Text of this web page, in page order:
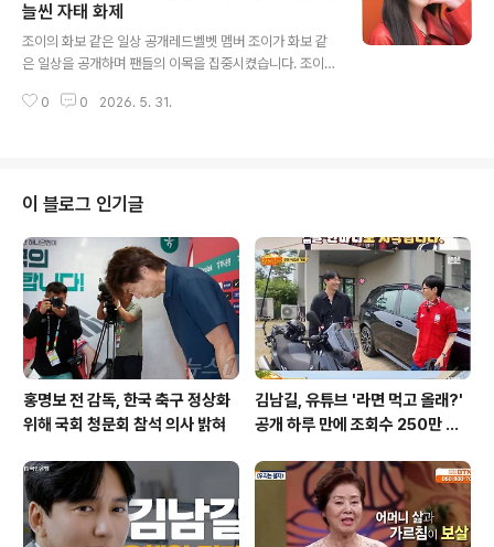
는 농담으로 백지영을 폭소케 했습니다. 이러한 대화 속에
서 두 사람은 딸 하임 양을 향한 깊은 애정을 여실히 드러냈
습니다. 현재 하임 양은 연간 학비 약 3천만 원에 달하는 국
육 환경백지영은 여러 방송을 통해 딸 하임 양에 대한 남다
늘씬 자태 화제
조이의 화보 같은 일상 공개레드벨벳 멤버 조이가 화보 같
은 일상을 공개하며 팬들의 이목을 집중시켰습니다. 조이
게재했습니다. 사진 속 조이는 청바지에 호피무늬 나시, 얇
라인을 자랑했습니다. 또한, 늘씬한 몸매 라인을 과시하며
보는 이들의 감탄을 자아냈습니다. 이러한 조이의 모습은
마치 화보의 한 장면처럼 완벽한 자태를 뽐냈습니다. 활발
한 활동과 연인 크러쉬와의 공개 열애한편, 조이는 가수 크
러쉬와 공개 열애 중임을 밝히며 많은 관심을 받고 있습니
다. 또한, SBS 'TV..
0 0 2026. 5. 31.
이 블로그 인기글
홍명보 전 감독, 한국 축구 정상화
위해 국회 청문회 참석 의사 밝혀
김남길, 유튜브 '라면 먹고 올래?'
공개 하루 만에 조회수 250만 돌